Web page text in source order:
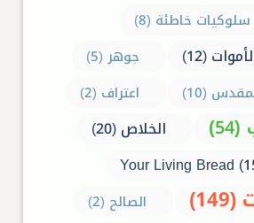
سلوكيات خاطئة (8)
(12)
جوهر (5)
(10)
اعتراف (2)
الخلاص (20)
Your Living Bread
الصالح (2)